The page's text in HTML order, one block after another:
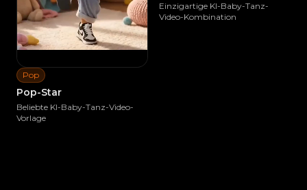
Pop
Pop-Star
Beliebte KI-Baby-Tanz-Video-
Vorlage
Einzigartige KI-Baby-Tanz-
Video-Kombination